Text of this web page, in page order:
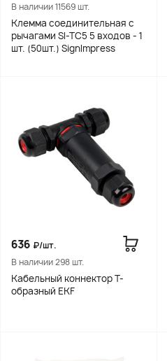
В наличии 11569 шт.
Клемма соединительная с
рычагами SI-TC5 5 входов - 1
шт. (50шт.) SignImpress
636 ₽/шт.
В наличии 298 шт.
Кабельный коннектор T-
образный EKF